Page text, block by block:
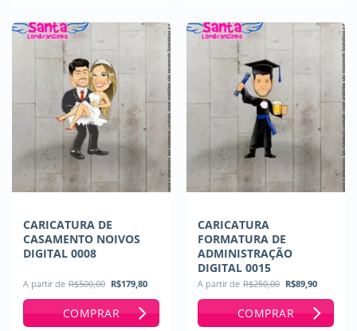
CARICATURA DE
CASAMENTO NOIVOS
DIGITAL 0008
A partir de R$500,00 O
preço
original
era:
R$500,00.
R$179,80
atual
é:
R$179,80.
COMPRAR
CARICATURA
FORMATURA DE
ADMINISTRAÇÃO
DIGITAL 0015
A partir de R$250,00 O
preço
original
era:
R$250,00.
R$89,90
atual
é:
COMPRAR